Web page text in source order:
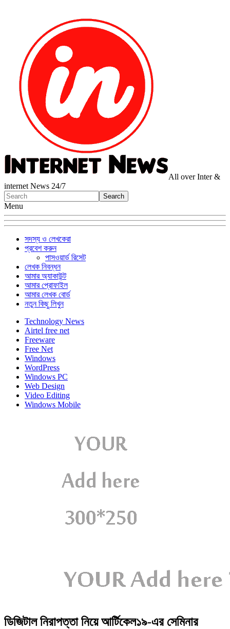
All over Inter &
internet News 24/7
Menu
সদস্য ও লেখকেরা
প্রবেশ করুন
পাসওয়ার্ড রিসেট
লেখক নিবন্ধন
আমার অ্যাকাউন্ট
আমার প্রোফাইল
আমার লেখক বোর্ড
নতুন কিছু লিখুন
Technology News
Airtel free net
Freeware
Free Net
Windows
WordPress
Windows PC
Web Design
Video Editing
Windows Mobile
ডিজিটাল নিরাপত্তা নিয়ে আর্টিকেল১৯-এর সেমিনার